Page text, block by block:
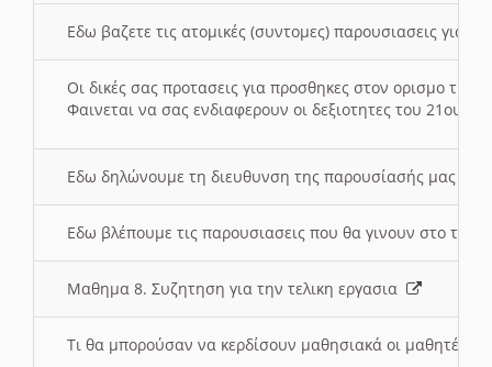
Εδω βαζετε τις ατομικές (συντομες) παρουσιασεις για
Οι δικές σας προτασεις για προσθηκες στον ορισμο
Φαινεται να σας ενδιαφερουν οι δεξιοτητες του 21ου
Εδω δηλώνουμε τη διευθυνση της παρουσίασής μας
Εδω βλέπουμε τις παρουσιασεις που θα γινουν στο
Μαθημα 8. Συζητηση για την τελικη εργασια
Τι θα μπορούσαν να κερδίσουν μαθησιακά οι μαθητές/